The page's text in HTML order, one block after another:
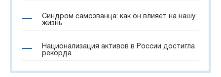
Синдром самозванца: как он влияет на нашу
жизнь
Национализация активов в России достигла
рекорда